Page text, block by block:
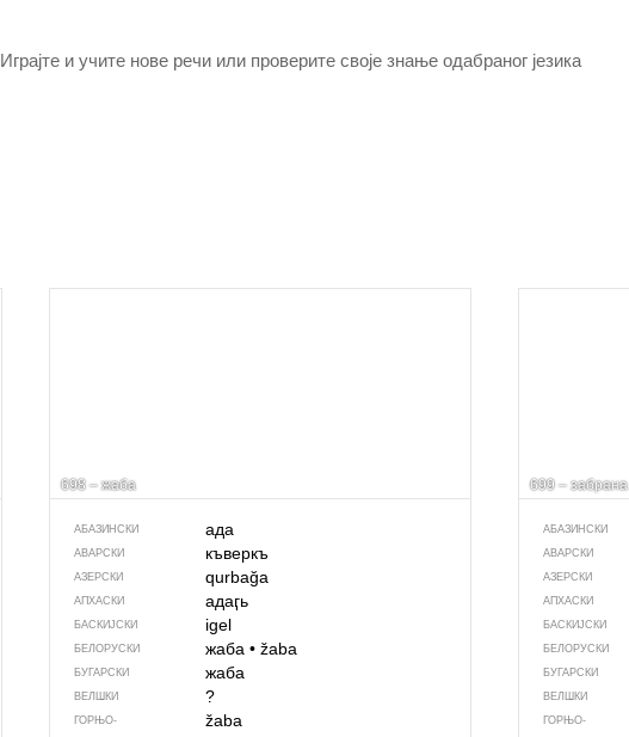
Играјте и учите нове речи или проверите своје знање одабраног језика
698 – жаба
АБАЗИНСКИ ада
АВАРСКИ къверкъ
АЗЕРСКИ qurbağa
АПХАСКИ адаӷь
БАСКИЈСКИ igel
БЕЛОРУСКИ жаба • žaba
БУГАРСКИ жаба
ВЕЛШКИ ?
ГОРЊО­
žaba
699 – забрана
АБАЗИНСКИ
АВАРСКИ
АЗЕРСКИ
АПХАСКИ
БАСКИЈСКИ
БЕЛОРУСКИ
БУГАРСКИ
ВЕЛШКИ
ГОРЊО­